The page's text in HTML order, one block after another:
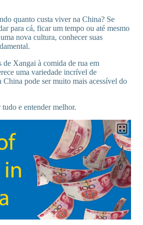
quanto custa viver na China? Se
para cá, ficar um tempo ou até mesmo
nova cultura, conhecer suas
de Xangai à comida de rua em
uma variedade incrível de
pode ser muito mais acessível do
e entender melhor.